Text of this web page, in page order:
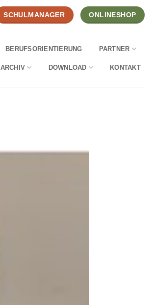
SCHULMANAGER ONLINESHOP
BERUFSORIENTIERUNG PARTNER
ARCHIV DOWNLOAD KONTAKT